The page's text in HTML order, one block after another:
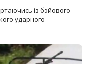
із бойового
ударного